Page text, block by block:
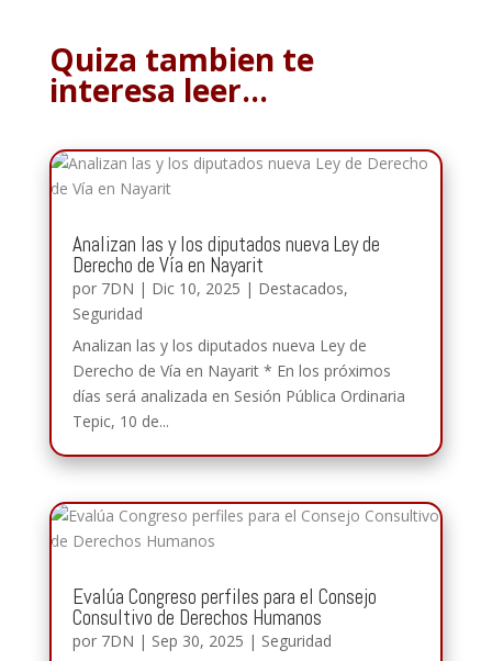
Quiza tambien te
interesa leer…
Analizan las y los diputados nueva Ley de
Derecho de Vía en Nayarit
por 7DN | Dic 10, 2025 | Destacados,
Seguridad
Analizan las y los diputados nueva Ley de
Derecho de Vía en Nayarit * En los próximos
días será analizada en Sesión Pública Ordinaria
Tepic, 10 de...
Evalúa Congreso perfiles para el Consejo
Consultivo de Derechos Humanos
por 7DN | Sep 30, 2025 | Seguridad